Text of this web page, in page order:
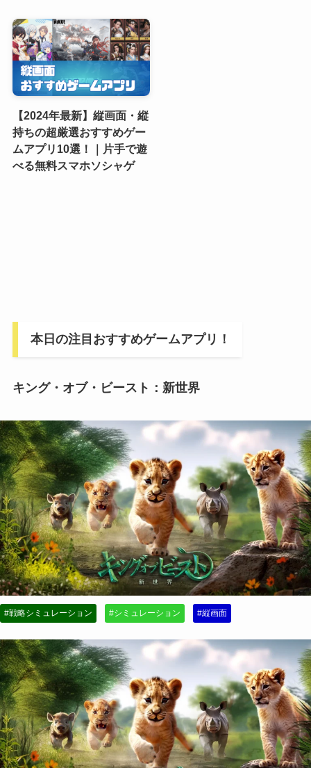
【2024年最新】縦画面・縦
持ちの超厳選おすすめゲー
ムアプリ10選！｜片手で遊
べる無料スマホソシャゲ
本日の注目おすすめゲームアプリ！
キング・オブ・ビースト：新世界
#戦略シミュレーション #シミュレーション #縦画面